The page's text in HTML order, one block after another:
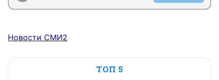
Новости СМИ2
ТОП 5